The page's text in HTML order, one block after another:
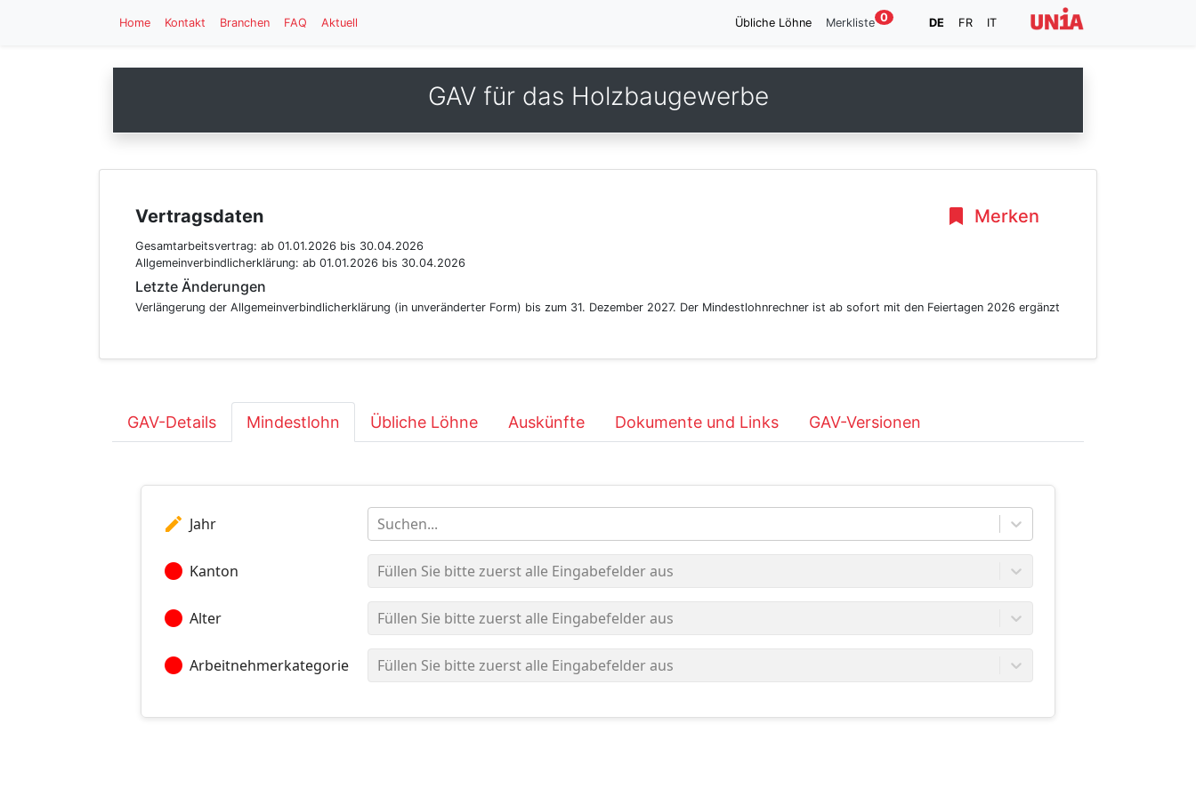
Home Kontakt Branchen FAQ Aktuell Übliche Löhne Merkliste 0 DE FR IT
GAV für das Holzbaugewerbe
Merken
Vertragsdaten
Gesamtarbeitsvertrag: ab 01.01.2026 bis 30.04.2026
Allgemeinverbindlicherklärung: ab 01.01.2026 bis 30.04.2026
Letzte Änderungen
Verlängerung der Allgemeinverbindlicherklärung (in unveränderter Form) bis zum 31. Dezember 2027. Der Mindestlohnrechner ist ab sofort mit den Feiertagen 2026 ergänzt
GAV-Details Mindestlohn Übliche Löhne Auskünfte Dokumente und Links GAV-Versionen
edit Jahr Suchen...
circle Kanton Füllen Sie bitte zuerst alle Eingabefelder aus
circle Alter Füllen Sie bitte zuerst alle Eingabefelder aus
circle Arbeitnehmerkategorie Füllen Sie bitte zuerst alle Eingabefelder aus